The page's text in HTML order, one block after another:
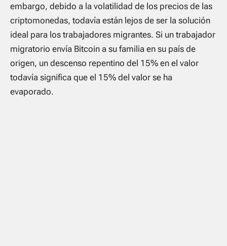
embargo, debido a la volatilidad de los precios de las
criptomonedas, todavía están lejos de ser la solución
ideal para los trabajadores migrantes. Si un trabajador
migratorio envía Bitcoin a su familia en su país de
origen, un descenso repentino del 15% en el valor
todavía significa que el 15% del valor se ha
evaporado.